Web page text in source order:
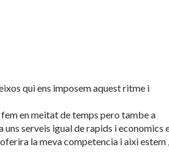
qui ens imposem aquest ritme i
fem en meitat de temps pero tambe a
serveis igual de rapids i economics
la meva competencia i aixi estem ,